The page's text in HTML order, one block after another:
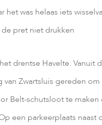
het was helaas iets
pret niet drukken
drentse Havelte. Vanuit
van Zwartsluis gereden om
Belt-schutsloot te maken
een parkeerplaats naast